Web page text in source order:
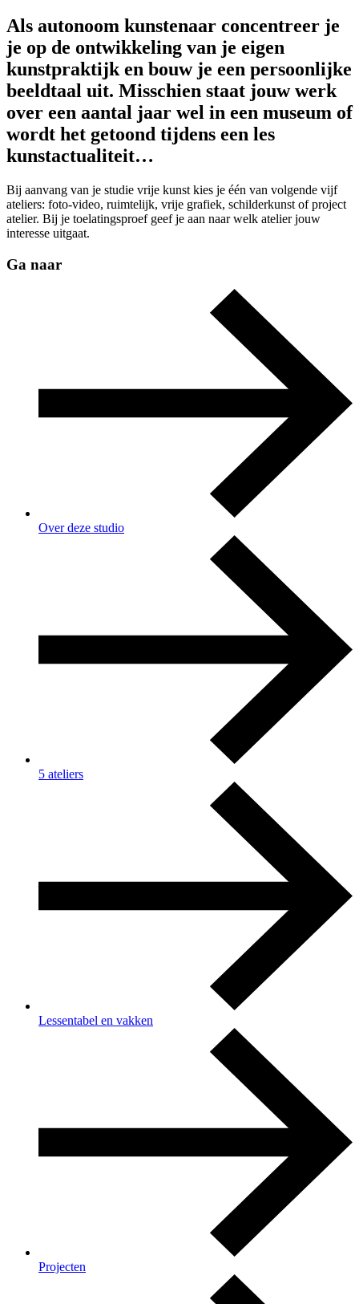
Als autonoom kunstenaar concentreer je
je op de ontwikkeling van je eigen
kunstpraktijk en bouw je een persoonlijke
beeldtaal uit. Misschien staat jouw werk
over een aantal jaar wel in een museum of
wordt het getoond tijdens een les
kunstactualiteit…
Bij aanvang van je studie vrije kunst kies je één van volgende vijf
ateliers: foto-video, ruimtelijk, vrije grafiek, schilderkunst of project
atelier. Bij je toelatingsproef geef je aan naar welk atelier jouw
interesse uitgaat.
Ga naar
Over deze studio
5 ateliers
Lessentabel en vakken
Projecten